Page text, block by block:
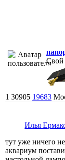
Свой
1 30905 19683
Илья
тут уже ничего
аквариум